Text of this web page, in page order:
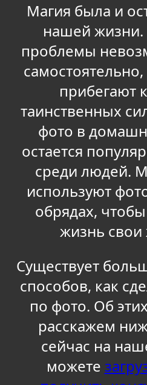
Магия была и
нашей
проблемы
прибегают
таинственных
фото в
остается
среди людей.
используют
обрядах,
жизнь свои
Существует
способов, как
по фото. Об
расскажем
сейчас на
можете